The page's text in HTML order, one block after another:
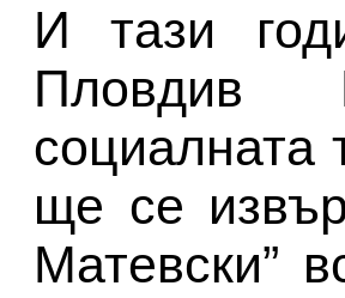
И тази
Пловдив
социалната
ще се
Матевски”